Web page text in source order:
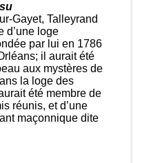
Gayet, Talleyrand
d’une loge
par lui en 1786
il aurait été
aux mystères de
la loge des
été membre de
réunis, et d’une
maçonnique dite